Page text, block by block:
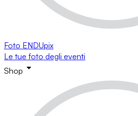
Foto ENDUpix
Le tue foto degli eventi
Shop